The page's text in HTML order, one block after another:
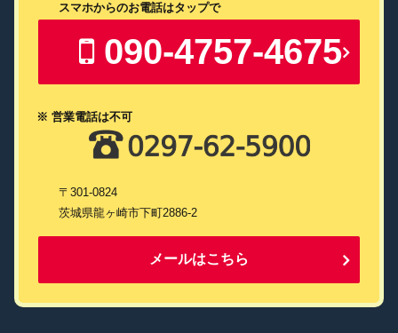
スマホからのお電話はタップで
090-4757-4675
※ 営業電話は不可
〒301-0824
茨城県龍ヶ崎市下町2886-2
メールはこちら